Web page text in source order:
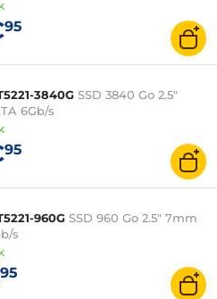
95
3840G SSD 3840 Go 2.5"
6Gb/s
95
960G SSD 960 Go 2.5" 7mm
s
95